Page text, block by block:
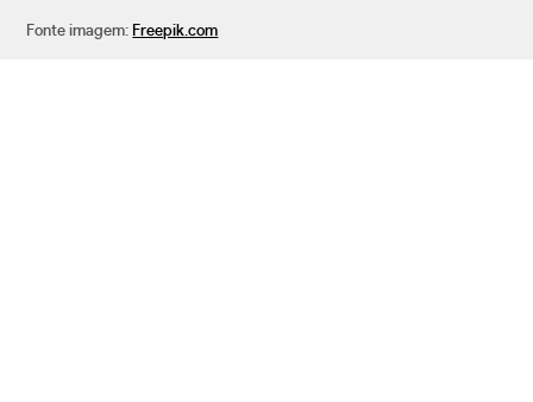
Fonte imagem: Freepik.com